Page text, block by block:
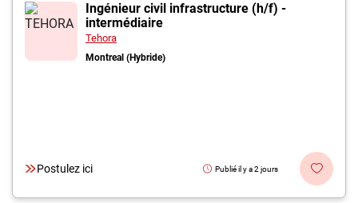
Ingénieur civil infrastructure (h/f) -
intermédiaire
Tehora
Montreal (Hybride)
Postulez ici Publié il y a 2 jours